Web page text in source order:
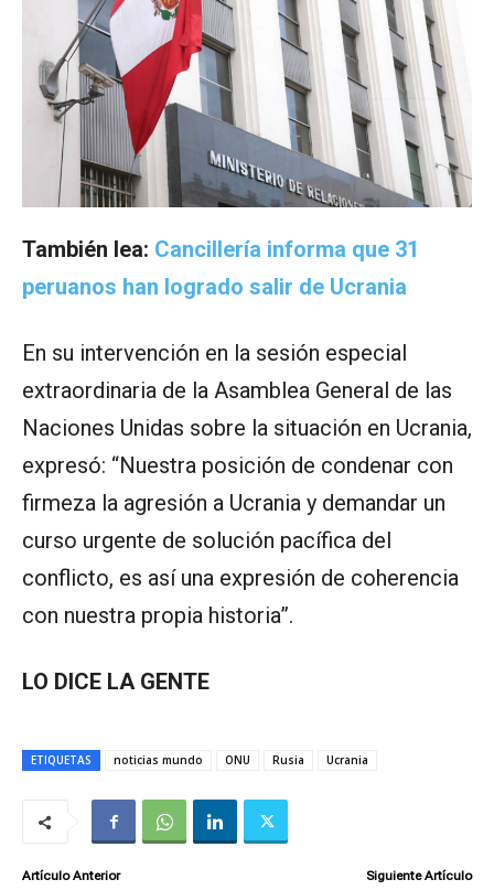
También lea: Cancillería informa que 31
peruanos han logrado salir de Ucrania
En su intervención en la sesión especial
extraordinaria de la Asamblea General de las
Naciones Unidas sobre la situación en Ucrania,
expresó: “Nuestra posición de condenar con
firmeza la agresión a Ucrania y demandar un
curso urgente de solución pacífica del
conflicto, es así una expresión de coherencia
con nuestra propia historia”.
LO DICE LA GENTE
ETIQUETAS noticias mundo ONU Rusia Ucrania
Artículo Anterior
Siguiente Artículo